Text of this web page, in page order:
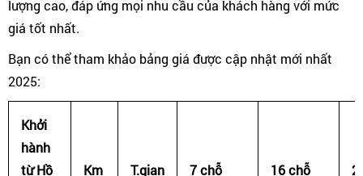
lượng cao, đáp ứng mọi nhu cầu của khách hàng với mức
giá tốt nhất.
Bạn có thể tham khảo bảng giá được cập nhật mới nhất
2025:
Khởi
hành
từ Hồ
Km T.gian 7 chỗ 16 chỗ